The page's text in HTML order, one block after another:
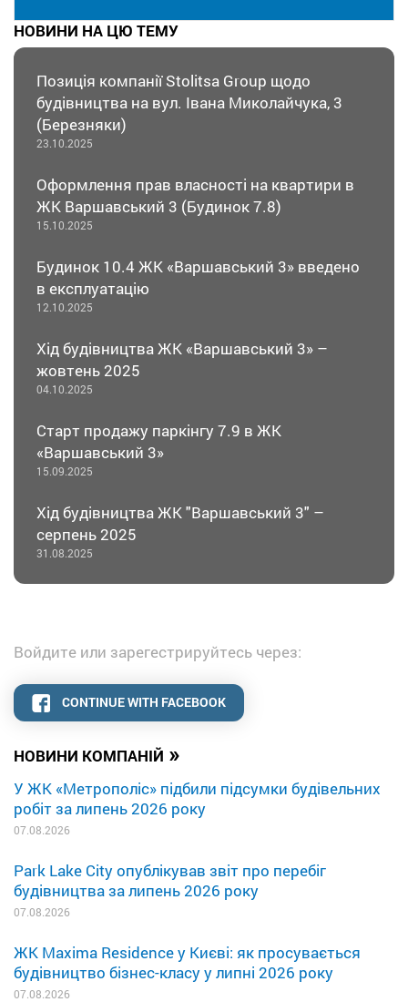
НОВИНИ КОМПАНІЙ »
У ЖК «Метрополіс» підбили підсумки будівельних
робіт за липень 2026 року
07.08.2026
Park Lake City опублікував звіт про перебіг
будівництва за липень 2026 року
07.08.2026
ЖК Maxima Residence у Києві: як просувається
будівництво бізнес-класу у липні 2026 року
07.08.2026
НОВИНИ НА ЦЮ ТЕМУ
Позиція компанії Stolitsa Group щодо
будівництва на вул. Івана Миколайчука, 3
(Березняки)
23.10.2025
Оформлення прав власності на квартири в
ЖК Варшавський 3 (Будинок 7.8)
15.10.2025
Будинок 10.4 ЖК «Варшавський 3» введено
в експлуатацію
12.10.2025
Хід будівництва ЖК «Варшавський 3» –
жовтень 2025
04.10.2025
Старт продажу паркінгу 7.9 в ЖК
«Варшавський 3»
15.09.2025
Хід будівництва ЖК "Варшавський 3" –
серпень 2025
31.08.2025
Войдите или зарегестрируйтесь через:
CONTINUE WITH FACEBOOK